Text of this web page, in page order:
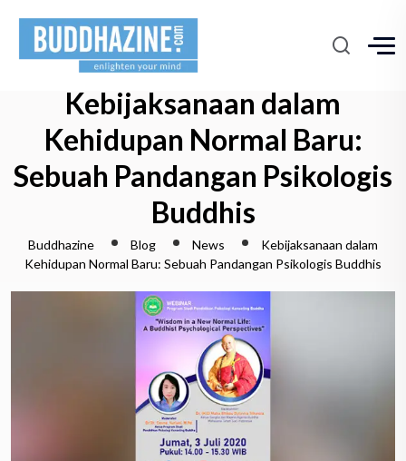
Kebijaksanaan dalam
Kehidupan Normal Baru:
Sebuah Pandangan Psikologis
Buddhis
Buddhazine Blog News
Kebijaksanaan dalam
Kehidupan Normal Baru: Sebuah Pandangan Psikologis Buddhis